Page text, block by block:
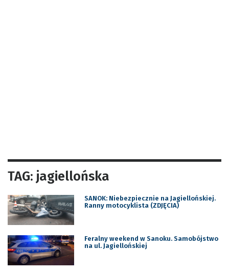
TAG: jagiellońska
SANOK: Niebezpiecznie na Jagiellońskiej.
Ranny motocyklista (ZDJĘCIA)
Feralny weekend w Sanoku. Samobójstwo
na ul. Jagiellońskiej